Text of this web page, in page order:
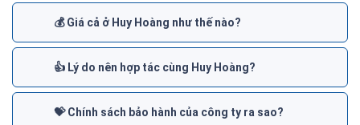
💰 Giá cả ở Huy Hoàng như thế nào?
👍 Lý do nên hợp tác cùng Huy Hoàng?
💝 Chính sách bảo hành của công ty ra sao?